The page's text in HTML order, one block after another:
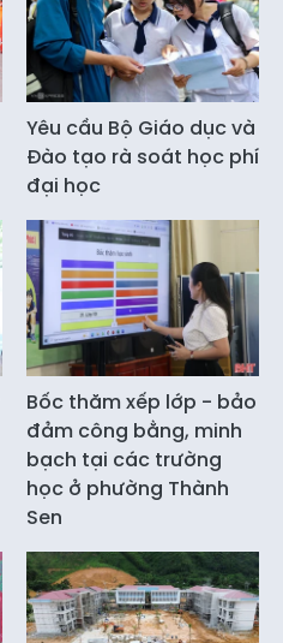
Yêu cầu Bộ Giáo dục và
Đào tạo rà soát học phí
đại học
Bốc thăm xếp lớp - bảo
đảm công bằng, minh
bạch tại các trường
học ở phường Thành
Sen